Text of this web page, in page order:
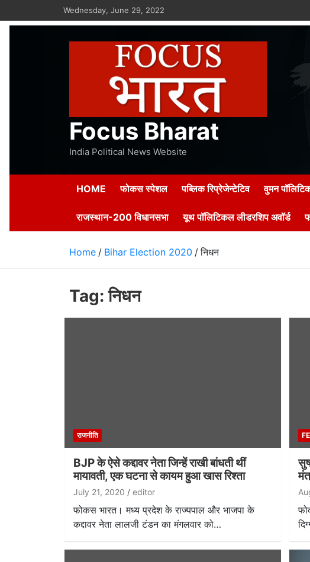
to
Wednesday, June 29, 2022
Focus Bharat
India Political News Website
HOME फोकस स्पेशल पब्लिक रिप्रेजेन्टेटिव वुमन
राजस्थान-200 विधानसभा यूथ पॉलिटिकल लीडरशिप अवॉर्ड
Home Bihar Election 2020 निधन
Tag: निधन
राजनीति
BJP के ऐसे कद्दावर नेता जिन्हें राखी बांधती थीं
मायावती, एक घटना से कायम हुआ खास रिश्ता
July 21, 2020 editor
फोकस भारत। मध्य प्रदेश के राज्यपाल और भाजपा के
कद्दावर नेता लालजी टंडन का मंगलवार को…